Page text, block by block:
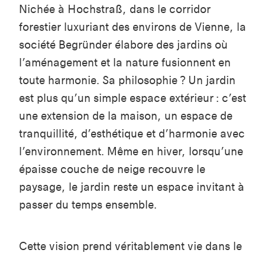
Nichée à Hochstraß, dans le corridor
forestier luxuriant des environs de Vienne, la
société Begründer élabore des jardins où
l’aménagement et la nature fusionnent en
toute harmonie. Sa philosophie ? Un jardin
est plus qu’un simple espace extérieur : c’est
une extension de la maison, un espace de
tranquillité, d’esthétique et d’harmonie avec
l’environnement. Même en hiver, lorsqu’une
épaisse couche de neige recouvre le
paysage, le jardin reste un espace invitant à
passer du temps ensemble.
Cette vision prend véritablement vie dans le